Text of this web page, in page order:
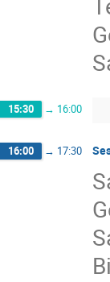
15:30 → 16:00
16:00 → 17:30